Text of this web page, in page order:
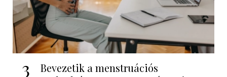
3
Bevezetik a menstruációs